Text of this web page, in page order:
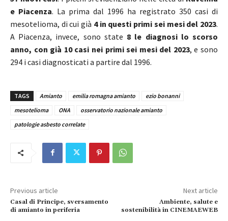
e Piacenza. La prima dal 1996 ha registrato 350 casi di
mesotelioma, di cui già 4 in questi primi sei mesi del 2023.
A Piacenza, invece, sono state 8 le diagnosi lo scorso
anno, con già 10 casi nei primi sei mesi del 2023, e sono
294 i casi diagnosticati a partire dal 1996.
TAGS Amianto emilia romagna amianto
ezio bonanni
mesotelioma
ONA
osservatorio nazionale amianto
patologie asbesto correlate
Previous article
Casal di Principe, sversamento
di amianto in periferia
Next article
Ambiente, salute e
sostenibilità in CINEMAEWEB